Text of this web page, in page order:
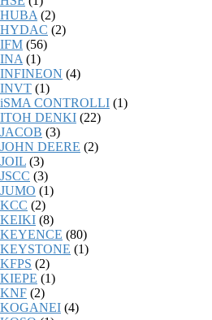
HUBA (2)
HYDAC (2)
IFM (56)
INA (1)
INFINEON (4)
INVT (1)
iSMA CONTROLLI (1)
ITOH DENKI (22)
JACOB (3)
JOHN DEERE (2)
JOIL (3)
JSCC (3)
JUMO (1)
KCC (2)
KEIKI (8)
KEYENCE (80)
KEYSTONE (1)
KFPS (2)
KIEPE (1)
KNF (2)
KOGANEI (4)